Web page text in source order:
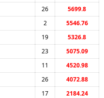
26
5699.8
2
5546.76
19
5326.8
23
5075.09
11
4520.98
26
4072.88
17
2184.24